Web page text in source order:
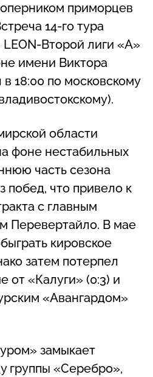
приморцев
14-го тура
Второй лиги «А»
имени Виктора
18:00 по московскому
области
фоне нестабильных
часть сезона
побед, что привело к
с главным
Перевертайло. В мае
кировское
затем потерпел
от «Калуги» (0:3) и
«Авангардом»
замыкает
группы «Серебро»,